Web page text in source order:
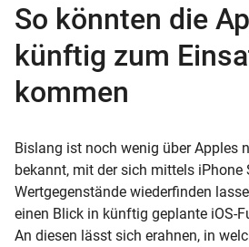
So könnten die
künftig zum
kommen
Bislang ist noch wenig über Apples
bekannt, mit der sich mittels iPhone
Wertgegenstände wiederfinden
einen Blick in künftig geplante iOS-
An diesen lässt sich erahnen, in